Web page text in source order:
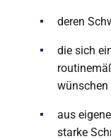
deren
die sich
wünschen
aus
starke